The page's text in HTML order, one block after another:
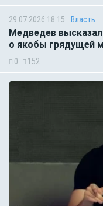
29.07.2026 18:15 Власть
Медведев
о якобы грядущей
0 152